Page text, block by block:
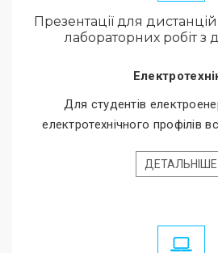
Презентації для
лабораторних робіт з
Для студентів
електротехнічного профілів
ДЕТАЛЬНІШЕ